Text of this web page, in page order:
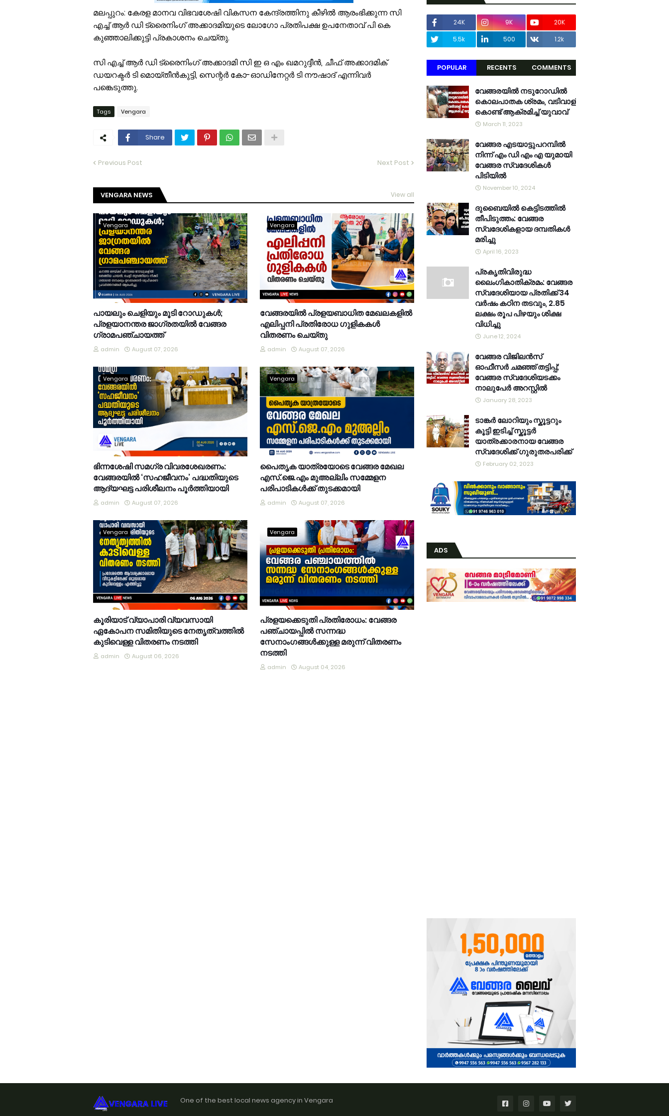
മലപ്പുറം: കേരള മാനവ വിഭവശേഷി വികസന കേന്ദ്രത്തിനു കീഴില്‍ ആരംഭിക്കുന്ന സി
എച്ച് ആര്‍ ഡി ട്രൈനിംഗ് അക്കാദമിയുടെ ലോഗോ പ്രതിപക്ഷ ഉപനേതാവ് പി കെ
കുഞ്ഞാലിക്കുട്ടി പ്രകാശനം ചെയ്തു.
സി എച്ച് ആര്‍ ഡി ട്രൈനിംഗ് അക്കാദമി സി ഇ ഒ എം ഖമറുദ്ദീന്‍, ചീഫ് അക്കാദമിക്
ഡയറക്ടര്‍ ടി മൊയ്തീന്‍കുട്ടി, സെന്റര്‍ കോ-ഓഡിനേറ്റര്‍ ടി നൗഷാദ് എന്നിവര്‍
പങ്കെടുത്തു.
Tags Vengara
Share
Previous Post Next Post
VENGARA NEWS View all
Vengara
പായലും ചെളിയും മൂടി റോഡുകൾ;
പ്രളയാനന്തര ജാഗ്രതയിൽ വേങ്ങര
ഗ്രാമപഞ്ചായത്ത്
admin August 07, 2026
Vengara
വേങ്ങരയിൽ പ്രളയബാധിത മേഖലകളിൽ
എലിപ്പനി പ്രതിരോധ ഗുളികകൾ
വിതരണം ചെയ്തു
admin August 07, 2026
Vengara
ഭിന്നശേഷി സമഗ്ര വിവരശേഖരണം:
വേങ്ങരയിൽ ‘സഹജീവനം’ പദ്ധതിയുടെ
ആദ്യഘട്ട പരിശീലനം പൂർത്തിയായി
admin August 07, 2026
Vengara
പൈതൃക യാത്രയോടെ വേങ്ങര മേഖല
എസ്.ജെ.എം മുഅല്ലിം സമ്മേളന
പരിപാടികൾക്ക് തുടക്കമായി
admin August 07, 2026
Vengara
കൂരിയാട് വ്യാപാരി വ്യവസായി
ഏകോപന സമിതിയുടെ നേതൃത്വത്തിൽ
കുടിവെള്ള വിതരണം നടത്തി
admin August 06, 2026
Vengara
പ്രളയക്കെടുതി പ്രതിരോധം: വേങ്ങര
പഞ്ചായപ്പിൽ സന്നദ്ധ
സേനാംഗങ്ങൾക്കുള്ള മരുന്ന് വിതരണം
നടത്തി
admin August 04, 2026
24K 9K
20K
5.5k
500 1.2k
POPULAR RECENTS COMMENTS
വേങ്ങരയിൽ നടുറോഡിൽ
കൊലപാതക ശ്രമം, വടിവാള്
കൊണ്ട് ആക്രമിച്ച് യുവാവ്
March 11, 2023
വേങ്ങര എടയാട്ടുപറമ്പിൽ
നിന്ന് എം ഡി എം എ യുമായി
വേങ്ങര സ്വദേശികൾ
പിടിയിൽ
November 10, 2024
ദുബൈയിൽ കെട്ടിടത്തിൽ
തീപിടുത്തം: വേങ്ങര
സ്വദേശികളായ ദമ്പതികൾ
മരിച്ചു
April 16, 2023
പ്രകൃതിവിരുദ്ധ
ലൈംഗികാതിക്രമം: വേങ്ങര
സ്വദേശിയായ പ്രതിക്ക് 34
വര്‍ഷം കഠിന തടവും, 2.85
ലക്ഷം രൂപ പിഴയും ശിക്ഷ
വിധിച്ചു
June 12, 2024
വേങ്ങര വിജിലൻസ്
ഓഫീസർ ചമഞ്ഞ് തട്ടിപ്പ്;
വേങ്ങര സ്വദേശിയടക്കം
നാലുപേർ അറസ്റ്റിൽ
January 28, 2023
ടാങ്കർ ലോറിയും സ്കൂട്ടറും
കൂട്ടി ഇടിച്ച് സ്കൂട്ടർ
യാത്രക്കാരനായ വേങ്ങര
സ്വദേശിക്ക് ഗുരുതരപരിക്ക്
February 02, 2023
ADS
One of the best local news agency in Vengara